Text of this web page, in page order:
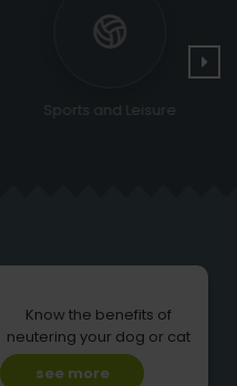
Sports and Leisure
Know the benefits of
neutering your dog or cat
see more